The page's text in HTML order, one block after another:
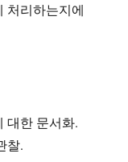
처리하는지에
대한 문서화.
찰.